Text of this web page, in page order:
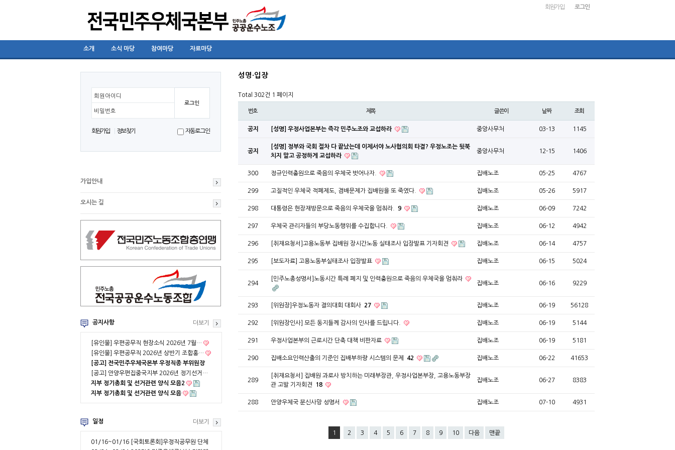
회원가입 로그인
소개 소식 마당 참여마당 자료마당
회원아이디
비밀번호
회원가입 정보찾기 자동로그인
가입안내
오시는 길
공지사항
[유인물] 우편공무직 현장소식 2026년 7월…
[유인물] 우편공무직 2026년 상반기 조합홍…
[공고] 전국민주우체국본부 우정직종 부위원장
…[공고] 안양우편집중국지부 2026년 정기선거…
지부 정기총회 및 선거관련 양식 모음2
지부 정기총회 및 선거관련 양식 모음
더보기
일정
01/16~01/16[국회토론회]우정직공무원 단체
더보기
성명·입장
Total 302건 1 페이지
번호 제목 글쓴이 날짜 조회
공지 [성명] 우정사업본부는 즉각 민주노조와 교섭하라 중앙사무처 03-13 1145
공지
[성명] 정부와 국회 절차 다 끝났는데 이제서야 노사협의회 타결? 우정노조는 뒷북
치지 말고 공정하게 교섭하라
중앙사무처 12-15 1406
300 정규인력충원으로 죽음의 우체국 벗어나자. 집배노조 05-25 4767
299 고질적인 우체국 적폐제도, 겸배문제가 집배원을 또 죽였다. 집배노조 05-26 5917
298 대통령은 현장재방문으로 죽음의 우체국을 멈춰라. 9 집배노조 06-09 7242
297 우체국 관리자들의 부당노동행위를 수집합니다. 집배노조 06-12 4942
296 [취재요청서]고용노동부 집배원 장시간노동 실태조사 입장발표 기자회견 집배노조 06-14 4757
295 [보도자료] 고용노동부실태조사 입장발표 집배노조 06-15 5024
294
[민주노총성명서]노동시간 특례 폐지 및 인력충원으로 죽음의 우체국을 멈춰라
집배노조 06-16 9229
293 [위원장]우정노동자 결의대회 대회사 27 집배노조 06-19 56128
292 [위원장인사] 모든 동지들께 감사의 인사를 드립니다. 집배노조 06-19 5144
291 우정사업본부의 근로시간 단축 대책 비판자료 집배노조 06-19 5181
290 집배소요인력산출의 기준인 집배부하량 시스템의 문제 42 집배노조 06-22 41653
289
[취재요청서] 집배원 과로사 방치하는 미래부장관, 우정사업본부장, 고용노동부장
관 고발 기자회견
18
집배노조 06-27 8383
288 안양우체국 분신사망 성명서 집배노조 07-10 4931
1 2 3 4 5 6 7 8 9 10 다음 맨끝